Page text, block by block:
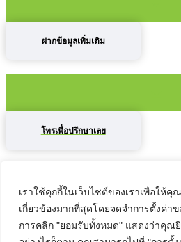
เราใช้คุกกี้ในเว็บไซต์ของเราเพื่อให้
เกี่ยวข้องมากที่สุดโดยจดจำการตั้งค่า
การคลิก "ยอมรับทั้งหมด" แสดงว่าคุณ
ฝากข้อมูลเพิ่มเติม
โทรเพื่อปรึกษาเลย
ติดต่อเราที่นี่ได้เลยค่ะ